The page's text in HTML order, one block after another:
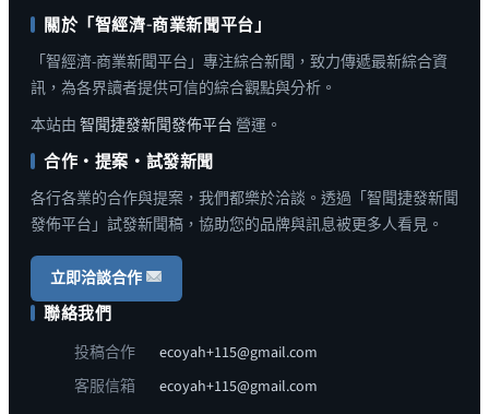
關於「智經濟-商業新聞平台」
「智經濟-商業新聞平台」專注綜合新聞，致力傳遞最新綜合資
訊，為各界讀者提供可信的綜合觀點與分析。
本站由 智聞捷發新聞發佈平台 營運。
合作・提案・試發新聞
各行各業的合作與提案，我們都樂於洽談。透過「智聞捷發新聞
發佈平台」試發新聞稿，協助您的品牌與訊息被更多人看見。
立即洽談合作
聯絡我們
投稿合作
ecoyah+115@gmail.com
客服信箱
ecoyah+115@gmail.com